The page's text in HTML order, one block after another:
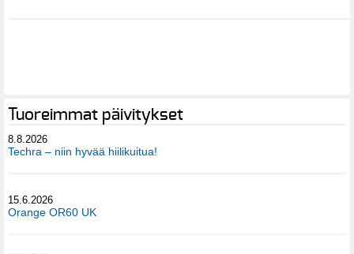
Tuoreimmat päivitykset
8.8.2026
Techra – niin hyvää hiilikuitua!
15.6.2026
Orange OR60 UK